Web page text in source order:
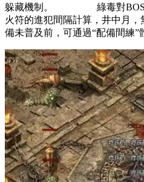
躲藏機制。 綠毒對BOSS
火符的進犯間隔計算，井中月
備未普及前，可通過“配備間練”